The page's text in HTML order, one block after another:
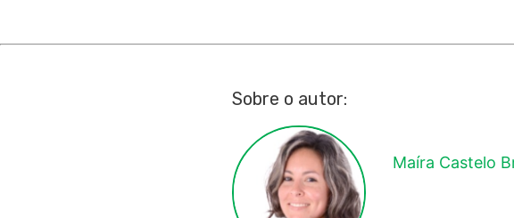
Sobre o autor:
Maíra Castelo